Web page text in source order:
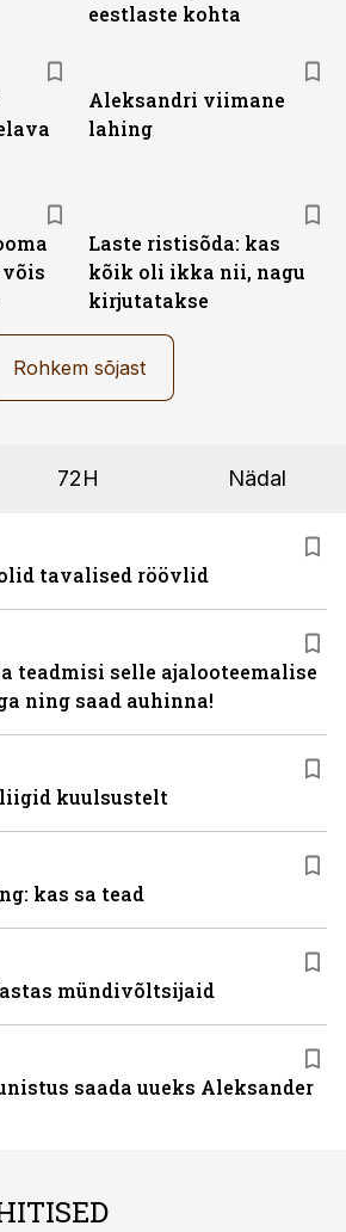
eestlaste kohta
Aleksandri viimane
lahing
Laste ristisõda: kas
kõik oli ikka nii, nagu
kirjutatakse
Rohkem sõjast
72H Nädal
tavalised röövlid
teadmisi selle ajalooteemalise
ning saad auhinna!
kuulsustelt
kas sa tead
mündivõltsijaid
saada uueks Aleksander